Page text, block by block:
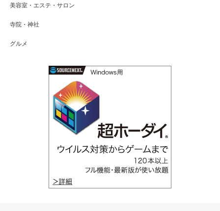
美容室・エステ・サロン
寺院・神社
グルメ